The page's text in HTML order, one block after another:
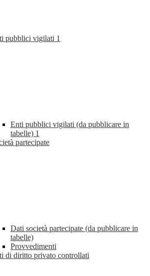
pubblici vigilati 1
Enti pubblici vigilati (da pubblicare in
tabelle) 1
partecipate
Dati società partecipate (da pubblicare in
tabelle)
Provvedimenti
di diritto privato controllati